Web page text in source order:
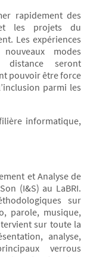
rapidement des
les projets du
Les expériences
modes
distance seront
pouvoir être force
parmi les
informatique,
et Analyse de
(I&S) au LaBRI.
sur
parole, musique,
sur toute la
analyse,
verrous